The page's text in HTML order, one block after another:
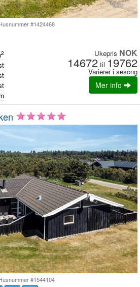
#1424468
2 Ukepris NOK
14672 til 19762
Varierer i sesong
Mer info
#1544104